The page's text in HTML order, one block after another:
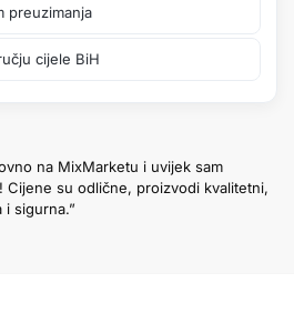
preuzimanja
cijele BiH
na MixMarketu i uvijek sam
Cijene su odlične, proizvodi kvalitetni,
i sigurna.”